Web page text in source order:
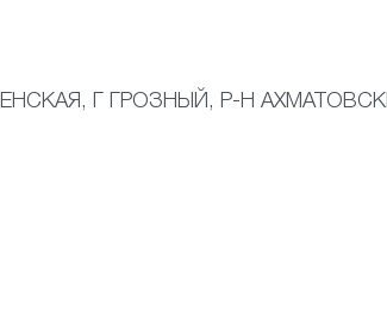
Г ГРОЗНЫЙ, Р-Н